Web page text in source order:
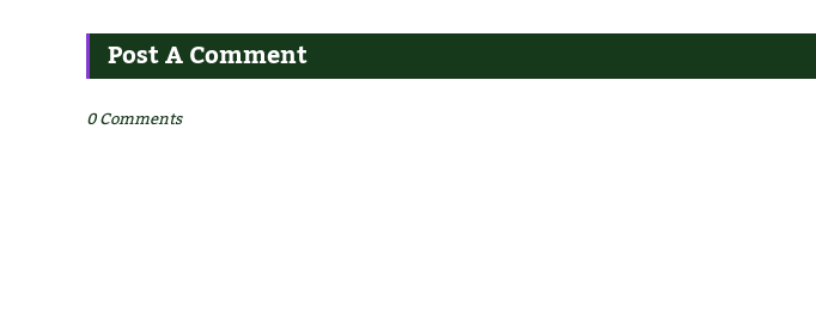
Post A Comment
0 Comments